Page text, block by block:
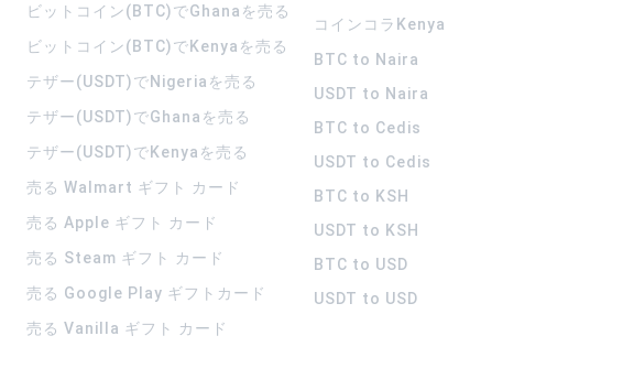
ビットコイン(BTC)でGhanaを売る
ビットコイン(BTC)でKenyaを売る
テザー(USDT)でNigeriaを売る
テザー(USDT)でGhanaを売る
テザー(USDT)でKenyaを売る
売る Walmart ギフト カード
売る Apple ギフト カード
売る Steam ギフト カード
売る Google Play ギフトカード
売る Vanilla ギフト カード
コインコラ Kenya
BTC to Naira
USDT to Naira
BTC to Cedis
USDT to Cedis
BTC to KSH
USDT to KSH
BTC to USD
USDT to USD